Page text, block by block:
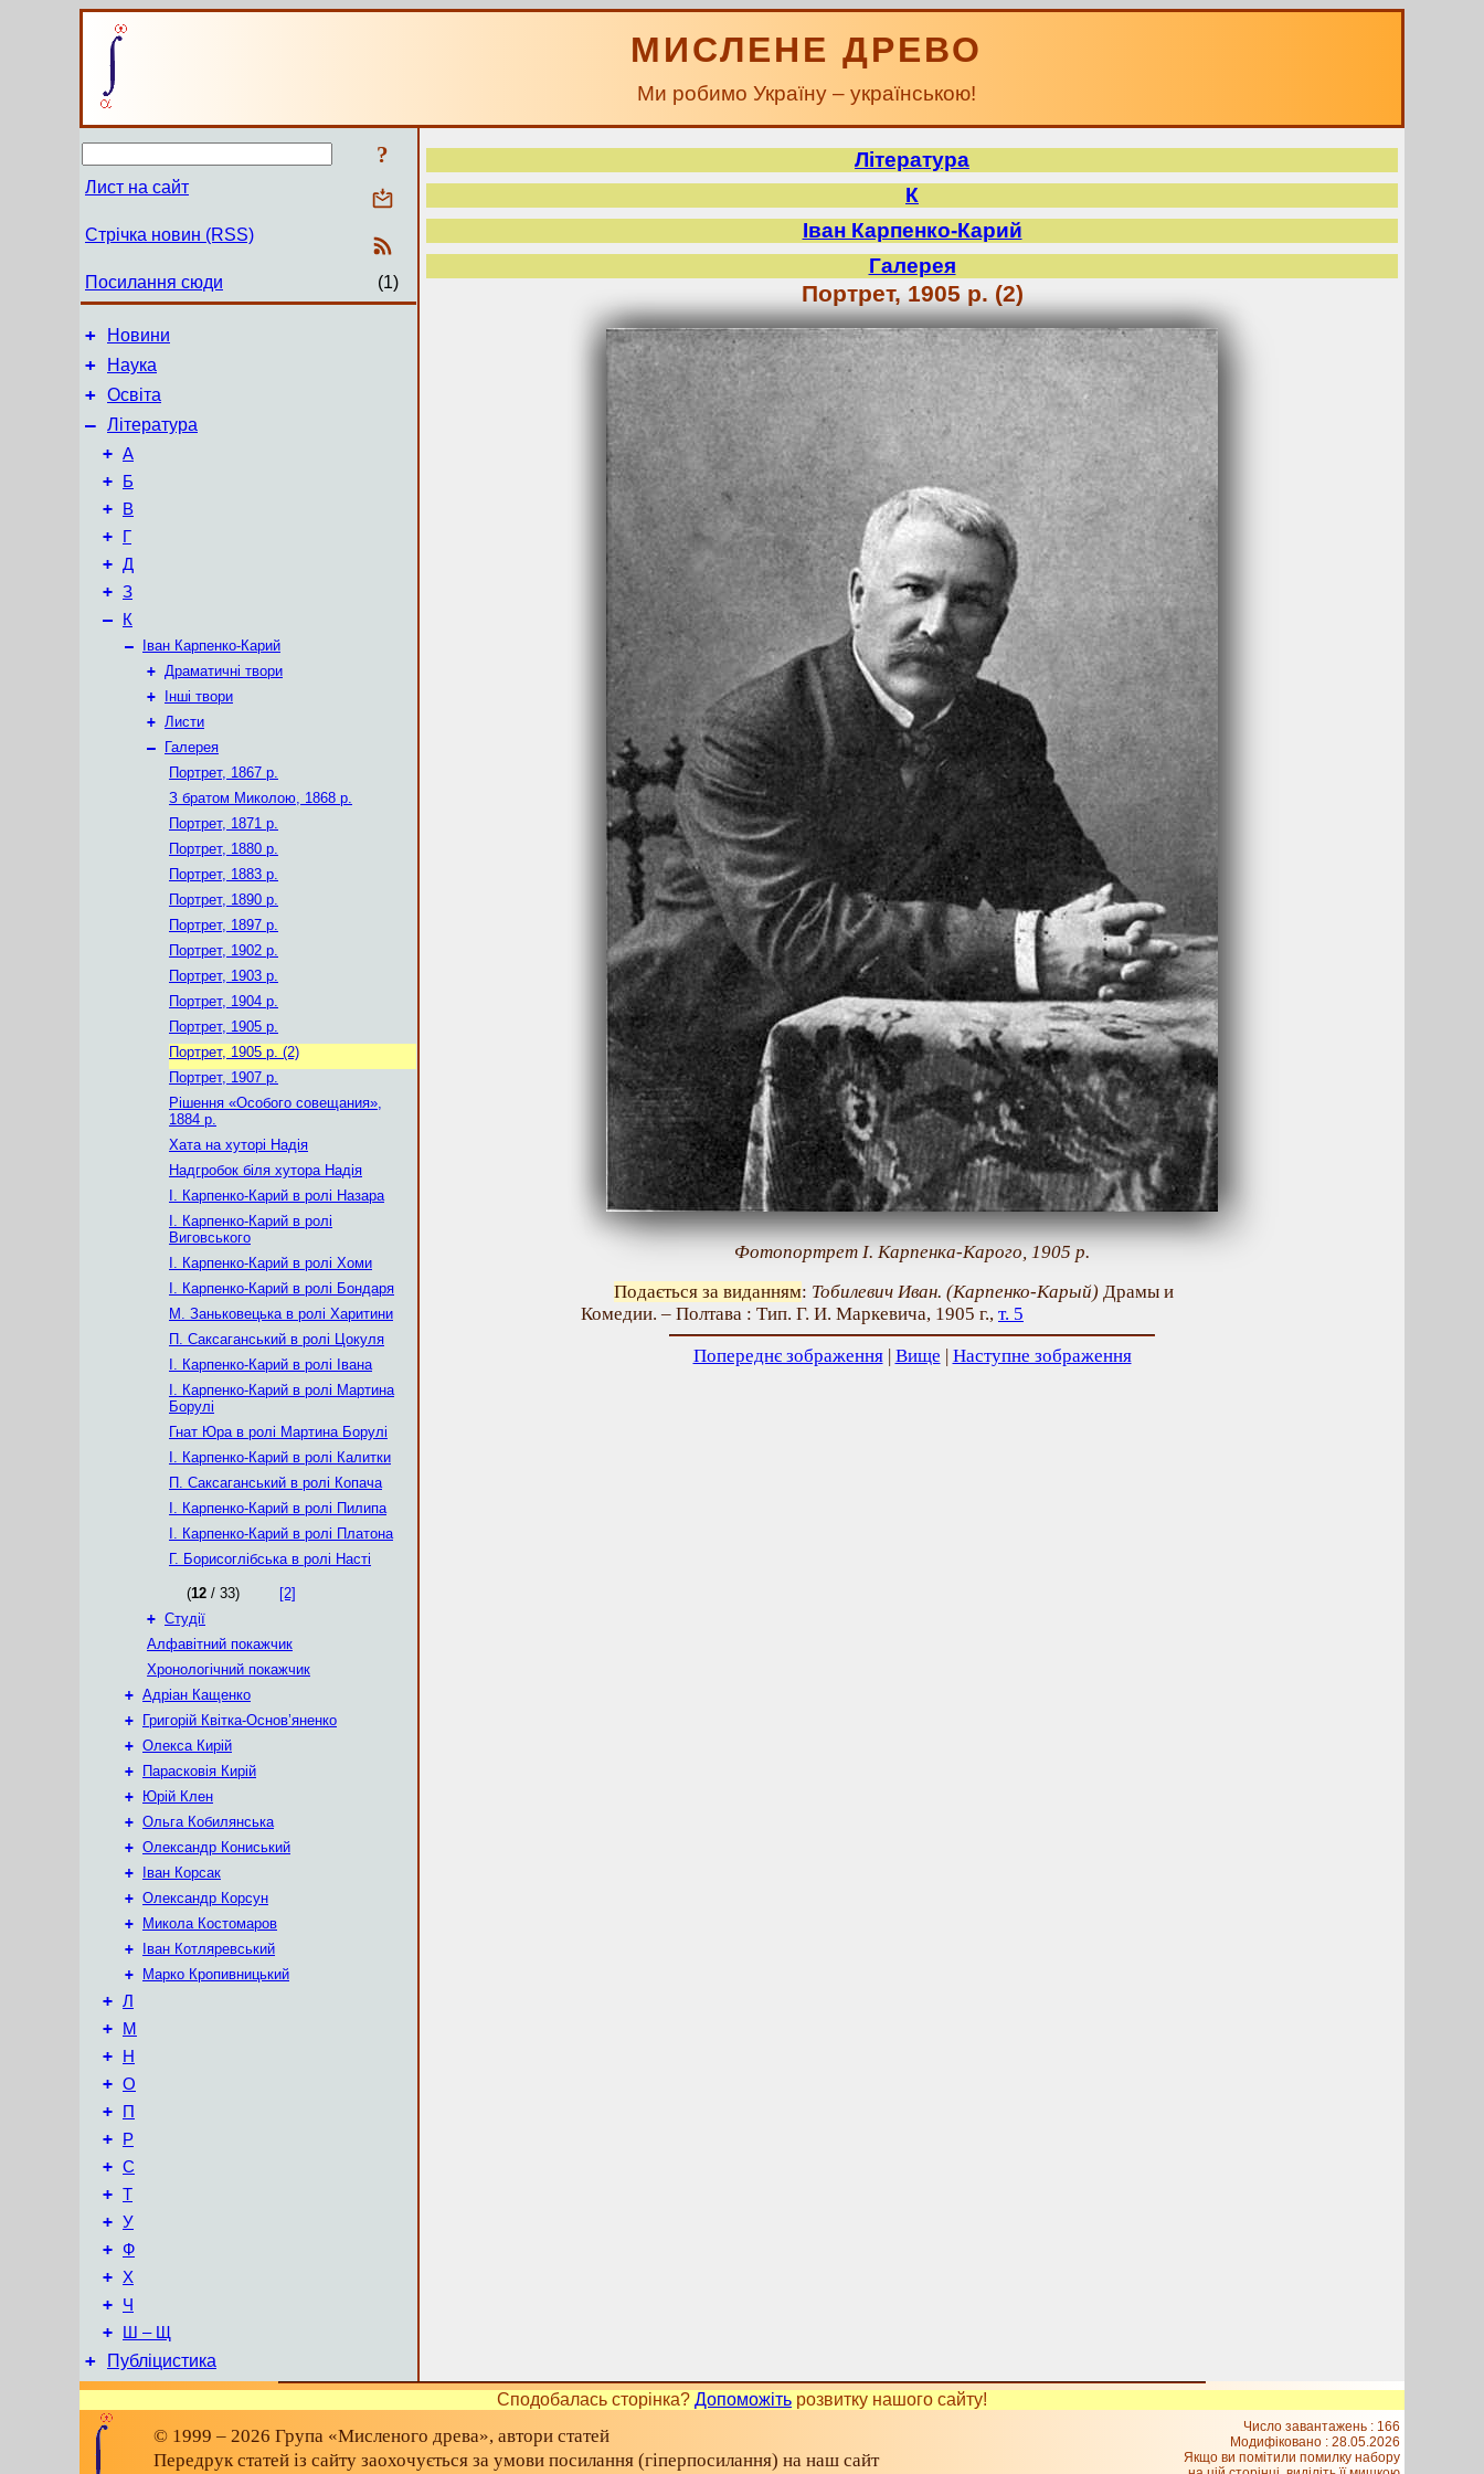
МИСЛЕНЕ ДРЕВО
Ми робимо Україну – українською!
?
Лист на сайт
Стрічка новин (RSS)
Посилання сюди (1)
+ Новини
+ Наука
+ Освіта
– Література
+ А
+ Б
+ В
+ Г
+ Д
+ З
– К
–
Іван Карпенко-Карий
+ Драматичні твори
+
Інші твори
+ Листи
–
Галерея
Портрет, 1867 р.
З братом Миколою, 1868 р.
Портрет, 1871 р.
Портрет, 1880 р.
Портрет, 1883 р.
Портрет, 1890 р.
Портрет, 1897 р.
Портрет, 1902 р.
Портрет, 1903 р.
Портрет, 1904 р.
Портрет, 1905 р.
Портрет, 1905 р. (2)
Портрет, 1907 р.
Рішення «Особого совещания»,
1884 р.
Хата на хуторі Надія
Надгробок біля хутора Надія
І. Карпенко-Карий в ролі Назара
І. Карпенко-Карий в ролі
Виговського
І. Карпенко-Карий в ролі Хоми
І. Карпенко-Карий в ролі Бондаря
М. Заньковецька в ролі Харитини
П. Саксаганський в ролі Цокуля
І. Карпенко-Карий в ролі Івана
І. Карпенко-Карий в ролі Мартина
Борулі
Гнат Юра в ролі Мартина Борулі
І. Карпенко-Карий в ролі Калитки
П. Саксаганський в ролі Копача
І. Карпенко-Карий в ролі Пилипа
І. Карпенко-Карий в ролі Платона
Г. Борисоглібська в ролі Насті
(12 / 33)
[2]
+ Студії
Алфавітний покажчик
Хронологічний покажчик
+ Адріан Кащенко
+
Григорій Квітка-Основ’яненко
+ Олекса Кирій
+
Парасковія Кирій
+
Юрій Клен
+ Ольга Кобилянська
+ Олександр Кониський
+
Іван Корсак
+ Олександр Корсун
+
Микола Костомаров
+
Іван Котляревський
+
Марко Кропивницький
+ Л
+ М
+ Н
+ О
+ П
+ Р
+ С
+ Т
+ У
+ Ф
+ Х
+ Ч
+ Ш – Щ
+ Публіцистика
Література
К
Іван Карпенко-Карий
Галерея
Портрет, 1905 р. (2)
Фотопортрет І. Карпенка-Карого, 1905 р.
Подається за виданням: Тобилевич Иван. (Карпенко-Карый) Драмы и
Комедии. – Полтава : Тип. Г. И. Маркевича, 1905 г., т. 5
Попереднє зображення| Вище | Наступне зображення
Сподобалась сторінка? Допоможіть розвитку нашого сайту!
© 1999 – 2026 Група «Мисленого древа», автори статей
Передрук статей із сайту заохочується за умови посилання (гіперпосилання) на наш сайт
Число завантажень : 166
Модифіковано : 28.05.2026
Якщо ви помітили помилку набору